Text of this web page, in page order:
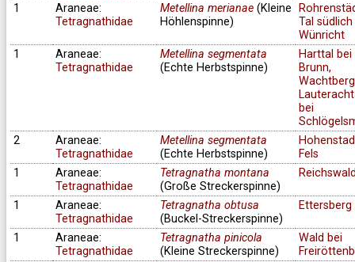
1
Araneae:
Tetragnathidae
Metellina merianae(Kleine
Höhlenspinne)
Tal
Wünricht
1
Araneae:
Tetragnathidae
Metellina segmentata
(Echte Herbstspinne)
Harttal bei
Brunn,
bei
2
Araneae:
Tetragnathidae
Metellina segmentata
(Echte Herbstspinne)
Fels
1
Araneae:
Tetragnathidae
Tetragnatha montana
(Große Streckerspinne)
1
Araneae:
Tetragnathidae
Tetragnatha obtusa
(Buckel-Streckerspinne)
Ettersberg
1
Araneae:
Tetragnathidae
Tetragnatha pinicola
(Kleine Streckerspinne)
Wald bei